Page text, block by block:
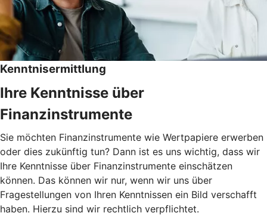
Kenntnisermittlung
Ihre Kenntnisse über
Finanzinstrumente
Sie möchten Finanzinstrumente wie Wertpapiere erwerben
oder dies zukünftig tun? Dann ist es uns wichtig, dass wir
Ihre Kenntnisse über Finanzinstrumente einschätzen
können. Das können wir nur, wenn wir uns über
Fragestellungen von Ihren Kenntnissen ein Bild verschafft
haben. Hierzu sind wir rechtlich verpflichtet.